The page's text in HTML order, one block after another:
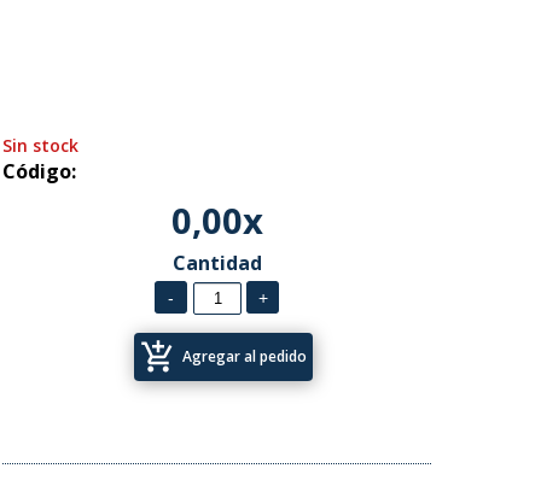
Sin stock
Código:
0,00x
Cantidad
add_shopping_cart Agregar al pedido